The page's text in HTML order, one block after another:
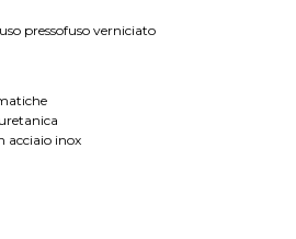
pressofuso verniciato
acciaio inox